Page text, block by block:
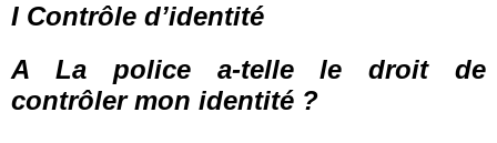
I Contrôle d’identité
A La police a-telle le droit de
contrôler mon identité ?